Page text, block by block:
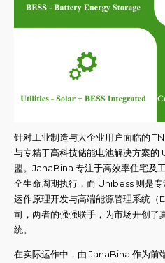
针对工业制造与大企业用户面临的
与专精于高科技储能电池解决方案
盟。JanaBina 专注于高效率住宅及
全生命周期执行，而 Unibess 则是
运作原理开发与高端能源管理系统（
司，两者的强强联手，为市场开创
统。
在实际运作中，由 JanaBina 作为前